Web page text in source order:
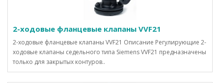
2-ходовые фланцевые клапаны VVF21
2-ходовые фланцевые клапаны VVF21 Описание Регулирующие 2-
ходовые клапаны седельного типа Siemens VVF21 предназначены
только для закрытых контуров..